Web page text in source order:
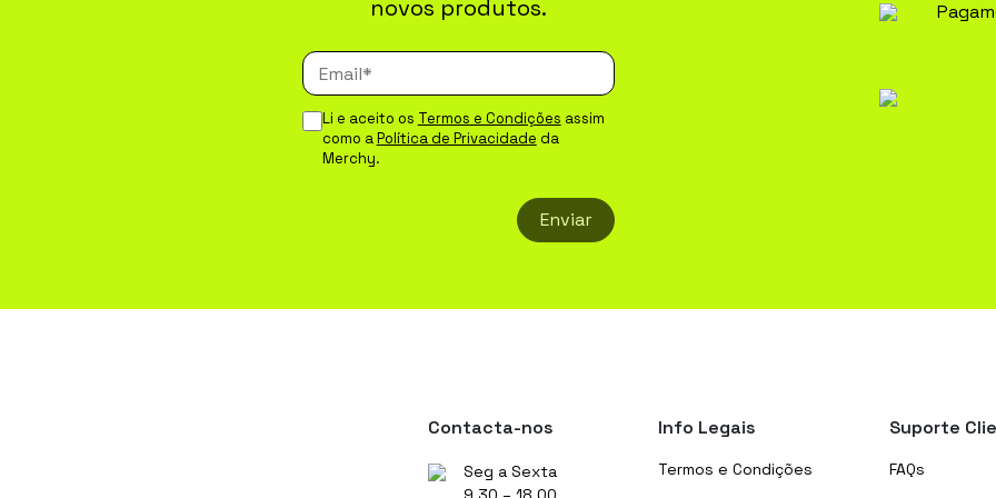
novos produtos.
Li e aceito os Termos e Condições assim
como aPolítica de Privacidade da
Merchy.
Enviar
Contacta-nos
Seg a Sexta
Info Legais
Termos e Condições
Suporte
FAQs